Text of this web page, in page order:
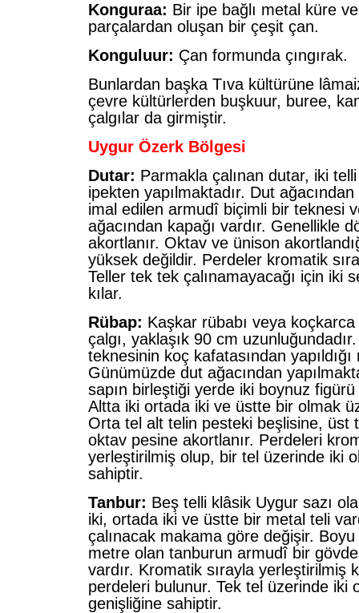
Konguraa: Bir ipe bağlı metal küre
parçalardan oluşan bir çeşit çan.
Konguluur: Çan formunda çıngırak.
Bunlardan başka Tıva kültürüne
çevre kültürlerden buşkuur, buree,
çalgılar da girmiştir.
Uygur Özerk Bölgesi
Dutar: Parmakla çalınan dutar, iki
ipekten yapılmaktadır. Dut
imal edilen armudî biçimli bir teknesi
ağacından kapağı vardır. Genellikle
akortlanır. Oktav ve ünison
yüksek değildir. Perdeler kromatik
Teller tek tek çalınamayacağı için iki
kılar.
Rübap: Kaşkar rübabı veya koçkarca
çalgı, yaklaşık 90 cm
teknesinin koç kafatasından
Günümüzde dut ağacından
sapın birleştiği yerde iki boynuz figürü
Altta iki ortada iki ve üstte bir olmak
Orta tel alt telin pesteki beşlisine, üst
oktav pesine akortlanır. Perdeleri
yerleştirilmiş olup, bir tel üzerinde iki
sahiptir.
Tanbur: Beş telli klâsik Uygur sazı
iki, ortada iki ve üstte bir metal teli
çalınacak makama göre değişir. Boyu
metre olan tanburun armudî bir
vardır. Kromatik sırayla yerleştirilmiş
perdeleri bulunur. Tek tel üzerinde iki
genişliğine sahiptir.